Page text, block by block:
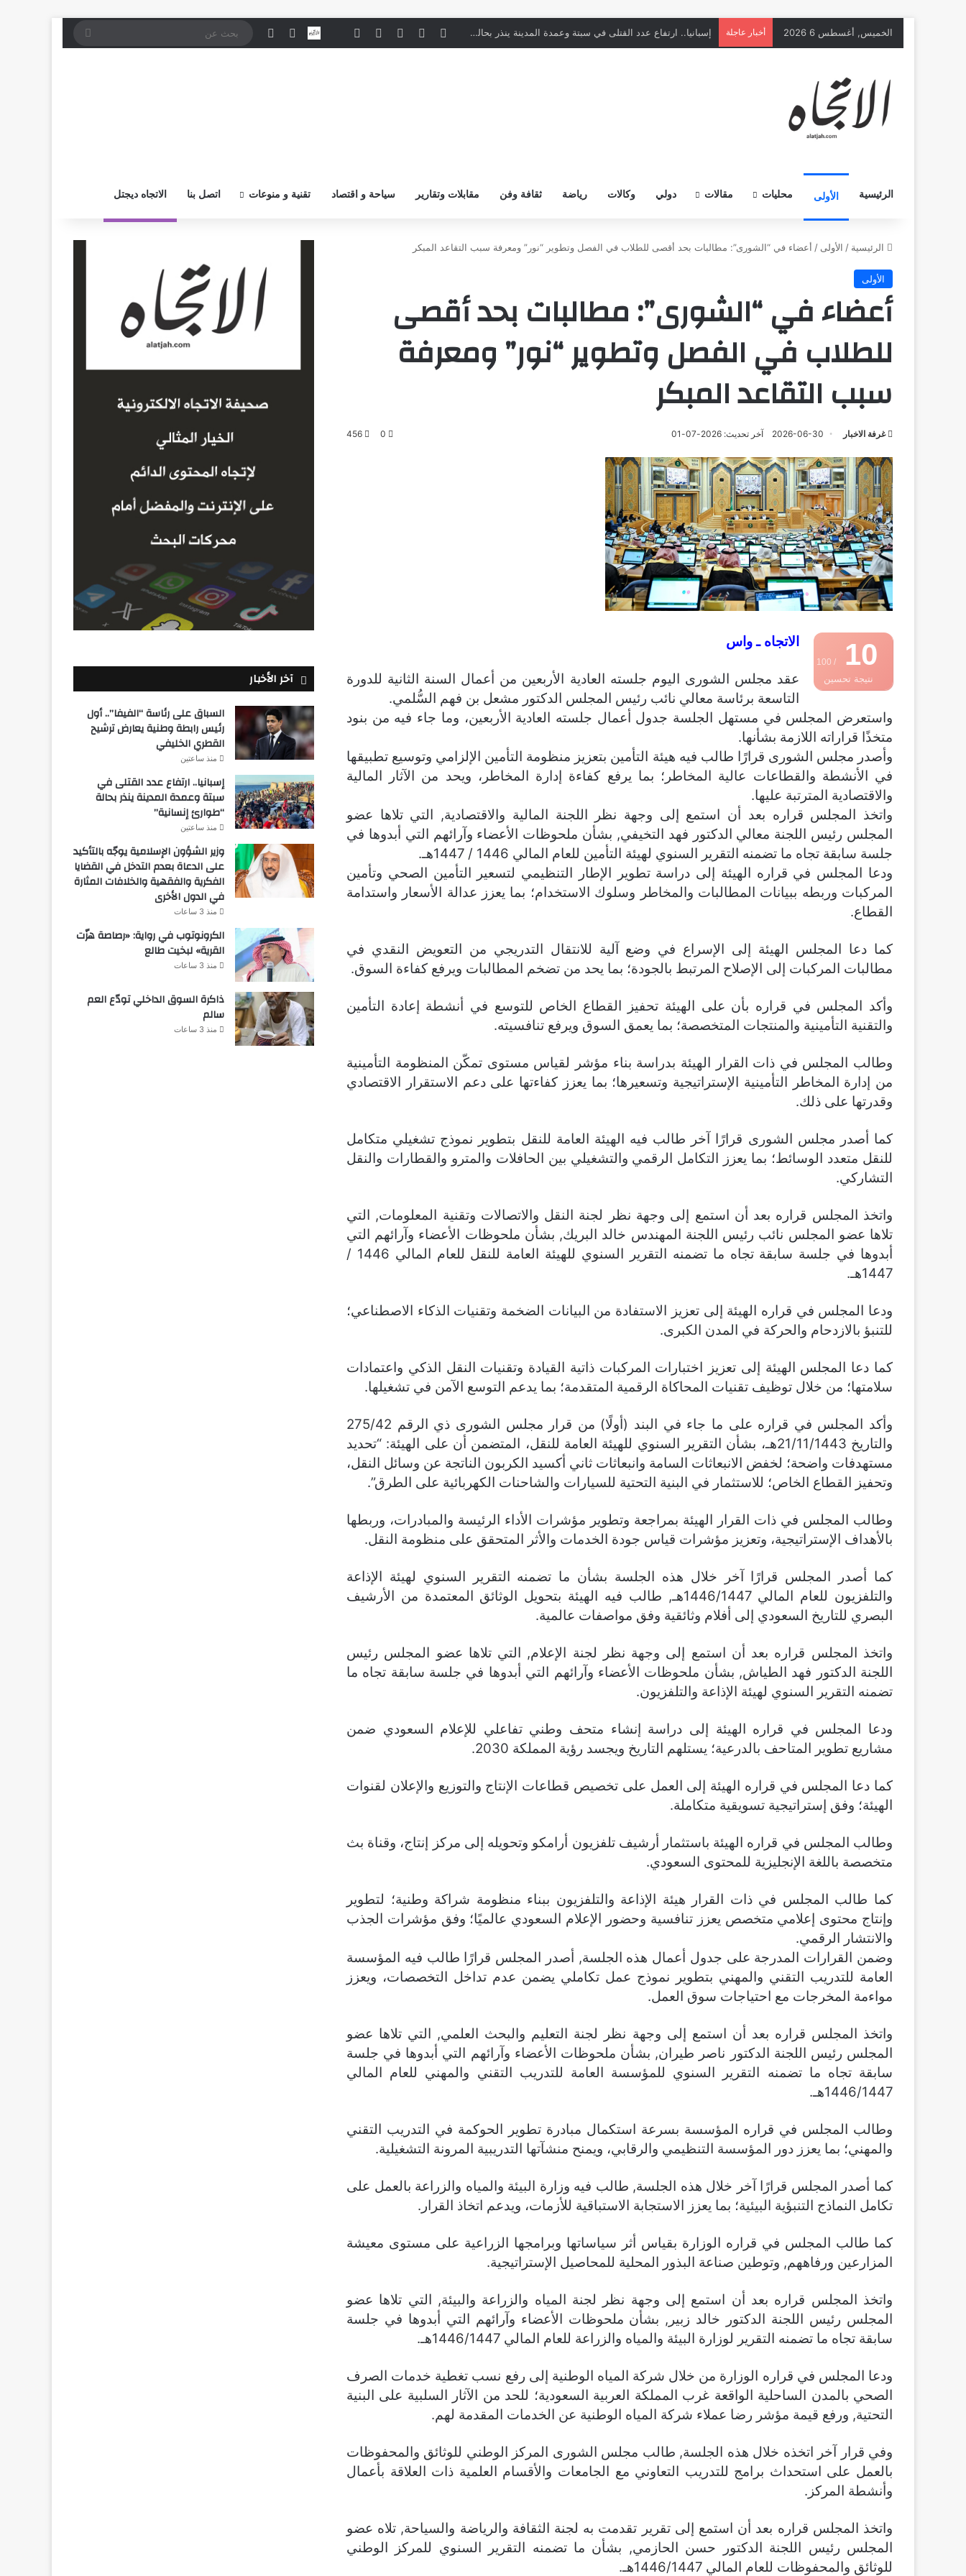
الخميس, أغسطس 6 2026 أخبار عاجلة وزير الشؤون الإسلامية يوجّه بالتأكيد على الدعاة بعدم التدخل في القضايا الفكرية والفقهية والخلافات المثارة في الدول الأخرى لينكدإن‫YouTubeانستقرامملخص الموقع RSS
نبض اتصل بــنـا
تسجيل الدخول
إضافة عمود جانبي
الرئيسية الأولى محليات مقالات دولي وكالات رياضة ثقافة وفن مقابلات وتقارير سياحة و اقتصاد تقنية و منوعات اتصل بنا الاتجاه ديجتل
الرئيسية / الأولى / أعضاء في “الشورى”: مطالبات بحد أقصى للطلاب في الفصل وتطوير “نور” ومعرفة سبب التقاعد المبكر
الأولى
أعضاء في “الشورى”: مطالبات بحد أقصى
للطلاب في الفصل وتطوير “نور” ومعرفة
سبب التقاعد المبكر
غرفة الاخبار 2026-06-30 آخر تحديث: 2026-07-01 0
456
10
/ 100
نتيجة تحسين
الاتجاه ـ واس
عقد مجلس الشورى اليوم جلسته العادية الأربعين من أعمال السنة الثانية للدورة
التاسعة برئاسة معالي نائب رئيس المجلس الدكتور مشعل بن فهم السُّلمي.
واستعرض المجلس في مستهل الجلسة جدول أعمال جلسته العادية الأربعين، وما جاء فيه من بنود
متخذًا قراراته اللازمة بشأنها.
وأصدر مجلس الشورى قرارًا طالب فيه هيئة التأمين بتعزيز منظومة التأمين الإلزامي وتوسيع تطبيقها
في الأنشطة والقطاعات عالية المخاطر؛ بما يرفع كفاءة إدارة المخاطر، ويحد من الآثار المالية
والاقتصادية المترتبة عليها.
واتخذ المجلس قراره بعد أن استمع إلى وجهة نظر اللجنة المالية والاقتصادية, التي تلاها عضو
المجلس رئيس اللجنة معالي الدكتور فهد التخيفي, بشأن ملحوظات الأعضاء وآرائهم التي أبدوها في
جلسة سابقة تجاه ما تضمنه التقرير السنوي لهيئة التأمين للعام المالي 1446 / 1447هـ.
ودعا المجلس في قراره الهيئة إلى دراسة تطوير الإطار التنظيمي لتسعير التأمين الصحي وتأمين
المركبات وربطه ببيانات المطالبات والمخاطر وسلوك الاستخدام؛ بما يعزز عدالة الأسعار واستدامة
القطاع.
كما دعا المجلس الهيئة إلى الإسراع في وضع آلية للانتقال التدريجي من التعويض النقدي في
مطالبات المركبات إلى الإصلاح المرتبط بالجودة؛ بما يحد من تضخم المطالبات ويرفع كفاءة السوق.
وأكد المجلس في قراره بأن على الهيئة تحفيز القطاع الخاص للتوسع في أنشطة إعادة التأمين
والتقنية التأمينية والمنتجات المتخصصة؛ بما يعمق السوق ويرفع تنافسيته.
وطالب المجلس في ذات القرار الهيئة بدراسة بناء مؤشر لقياس مستوى تمكّن المنظومة التأمينية
من إدارة المخاطر التأمينية الإستراتيجية وتسعيرها؛ بما يعزز كفاءتها على دعم الاستقرار الاقتصادي
وقدرتها على ذلك.
كما أصدر مجلس الشورى قرارًا آخر طالب فيه الهيئة العامة للنقل بتطوير نموذج تشغيلي متكامل
للنقل متعدد الوسائط؛ بما يعزز التكامل الرقمي والتشغيلي بين الحافلات والمترو والقطارات والنقل
التشاركي.
واتخذ المجلس قراره بعد أن استمع إلى وجهة نظر لجنة النقل والاتصالات وتقنية المعلومات, التي
تلاها عضو المجلس نائب رئيس اللجنة المهندس خالد البريك, بشأن ملحوظات الأعضاء وآرائهم التي
أبدوها في جلسة سابقة تجاه ما تضمنه التقرير السنوي للهيئة العامة للنقل للعام المالي 1446 /
1447هـ.
ودعا المجلس في قراره الهيئة إلى تعزيز الاستفادة من البيانات الضخمة وتقنيات الذكاء الاصطناعي؛
للتنبؤ بالازدحام والحركة في المدن الكبرى.
كما دعا المجلس الهيئة إلى تعزيز اختبارات المركبات ذاتية القيادة وتقنيات النقل الذكي واعتمادات
سلامتها؛ من خلال توظيف تقنيات المحاكاة الرقمية المتقدمة؛ بما يدعم التوسع الآمن في تشغيلها.
وأكد المجلس في قراره على ما جاء في البند (أولًا) من قرار مجلس الشورى ذي الرقم 275/42
والتاريخ 21/11/1443هـ، بشأن التقرير السنوي للهيئة العامة للنقل، المتضمن أن على الهيئة: “تحديد
مستهدفات واضحة؛ لخفض الانبعاثات السامة وانبعاثات ثاني أكسيد الكربون الناتجة عن وسائل النقل،
وتحفيز القطاع الخاص؛ للاستثمار في البنية التحتية للسيارات والشاحنات الكهربائية على الطرق”.
وطالب المجلس في ذات القرار الهيئة بمراجعة وتطوير مؤشرات الأداء الرئيسة والمبادرات، وربطها
بالأهداف الإستراتيجية، وتعزيز مؤشرات قياس جودة الخدمات والأثر المتحقق على منظومة النقل.
كما أصدر المجلس قرارًا آخر خلال هذه الجلسة بشأن ما تضمنه التقرير السنوي لهيئة الإذاعة
والتلفزيون للعام المالي 1446/1447هـ, طالب فيه الهيئة بتحويل الوثائق المعتمدة من الأرشيف
البصري للتاريخ السعودي إلى أفلام وثائقية وفق مواصفات عالمية.
واتخذ المجلس قراره بعد أن استمع إلى وجهة نظر لجنة الإعلام, التي تلاها عضو المجلس رئيس
اللجنة الدكتور فهد الطياش, بشأن ملحوظات الأعضاء وآرائهم التي أبدوها في جلسة سابقة تجاه ما
تضمنه التقرير السنوي لهيئة الإذاعة والتلفزيون.
ودعا المجلس في قراره الهيئة إلى دراسة إنشاء متحف وطني تفاعلي للإعلام السعودي ضمن
مشاريع تطوير المتاحف بالدرعية؛ يستلهم التاريخ ويجسد رؤية المملكة 2030.
كما دعا المجلس في قراره الهيئة إلى العمل على تخصيص قطاعات الإنتاج والتوزيع والإعلان لقنوات
الهيئة؛ وفق إستراتيجية تسويقية متكاملة.
وطالب المجلس في قراره الهيئة باستثمار أرشيف تلفزيون أرامكو وتحويله إلى مركز إنتاج، وقناة بث
متخصصة باللغة الإنجليزية للمحتوى السعودي.
كما طالب المجلس في ذات القرار هيئة الإذاعة والتلفزيون ببناء منظومة شراكة وطنية؛ لتطوير
وإنتاج محتوى إعلامي متخصص يعزز تنافسية وحضور الإعلام السعودي عالميًا؛ وفق مؤشرات الجذب
والانتشار الرقمي.
وضمن القرارات المدرجة على جدول أعمال هذه الجلسة, أصدر المجلس قرارًا طالب فيه المؤسسة
العامة للتدريب التقني والمهني بتطوير نموذج عمل تكاملي يضمن عدم تداخل التخصصات، ويعزز
مواءمة المخرجات مع احتياجات سوق العمل.
واتخذ المجلس قراره بعد أن استمع إلى وجهة نظر لجنة التعليم والبحث العلمي, التي تلاها عضو
المجلس رئيس اللجنة الدكتور ناصر طيران, بشأن ملحوظات الأعضاء وآرائهم التي أبدوها في جلسة
سابقة تجاه ما تضمنه التقرير السنوي للمؤسسة العامة للتدريب التقني والمهني للعام المالي
1446/1447هـ.
وطالب المجلس في قراره المؤسسة بسرعة استكمال مبادرة تطوير الحوكمة في التدريب التقني
والمهني؛ بما يعزز دور المؤسسة التنظيمي والرقابي، ويمنح منشآتها التدريبية المرونة التشغيلية.
كما أصدر المجلس قرارًا آخر خلال هذه الجلسة, طالب فيه وزارة البيئة والمياه والزراعة بالعمل على
تكامل النماذج التنبؤية البيئية؛ بما يعزز الاستجابة الاستباقية للأزمات، ويدعم اتخاذ القرار.
كما طالب المجلس في قراره الوزارة بقياس أثر سياساتها وبرامجها الزراعية على مستوى معيشة
المزارعين ورفاههم, وتوطين صناعة البذور المحلية للمحاصيل الإستراتيجية.
واتخذ المجلس قراره بعد أن استمع إلى وجهة نظر لجنة المياه والزراعة والبيئة, التي تلاها عضو
المجلس رئيس اللجنة الدكتور خالد زبير, بشأن ملحوظات الأعضاء وآرائهم التي أبدوها في جلسة
سابقة تجاه ما تضمنه التقرير لوزارة البيئة والمياه والزراعة للعام المالي 1446/1447هـ.
ودعا المجلس في قراره الوزارة من خلال شركة المياه الوطنية إلى رفع نسب تغطية خدمات الصرف
الصحي بالمدن الساحلية الواقعة غرب المملكة العربية السعودية؛ للحد من الآثار السلبية على البنية
التحتية, ورفع قيمة مؤشر رضا عملاء شركة المياه الوطنية عن الخدمات المقدمة لهم.
وفي قرار آخر اتخذه خلال هذه الجلسة, طالب مجلس الشورى المركز الوطني للوثائق والمحفوظات
بالعمل على استحداث برامج للتدريب التعاوني مع الجامعات والأقسام العلمية ذات العلاقة بأعمال
وأنشطة المركز.
واتخذ المجلس قراره بعد أن استمع إلى تقرير تقدمت به لجنة الثقافة والرياضة والسياحة, تلاه عضو
المجلس رئيس اللجنة الدكتور حسن الحازمي, بشأن ما تضمنه التقرير السنوي للمركز الوطني
للوثائق والمحفوظات للعام المالي 1446/1447هـ.
آخر الأخبار
السباق على رئاسة “الفيفا”.. أول
رئيس رابطة وطنية يعارض ترشيح
القطري الخليفي
منذ ساعتين
إسبانيا.. ارتفاع عدد القتلى في
سبتة وعمدة المدينة ينذر بحالة
“طوارئ إنسانية”
منذ ساعتين
وزير الشؤون الإسلامية يوجّه بالتأكيد
على الدعاة بعدم التدخل في القضايا
الفكرية والفقهية والخلافات المثارة
في الدول الأخرى
منذ 3 ساعات
الكرونوتوب في رواية: «رصاصة هزّت
القرية» لبخيت طالع
منذ 3 ساعات
ذاكرة السوق الداخلي تودّع العم
سالم
منذ 3 ساعات